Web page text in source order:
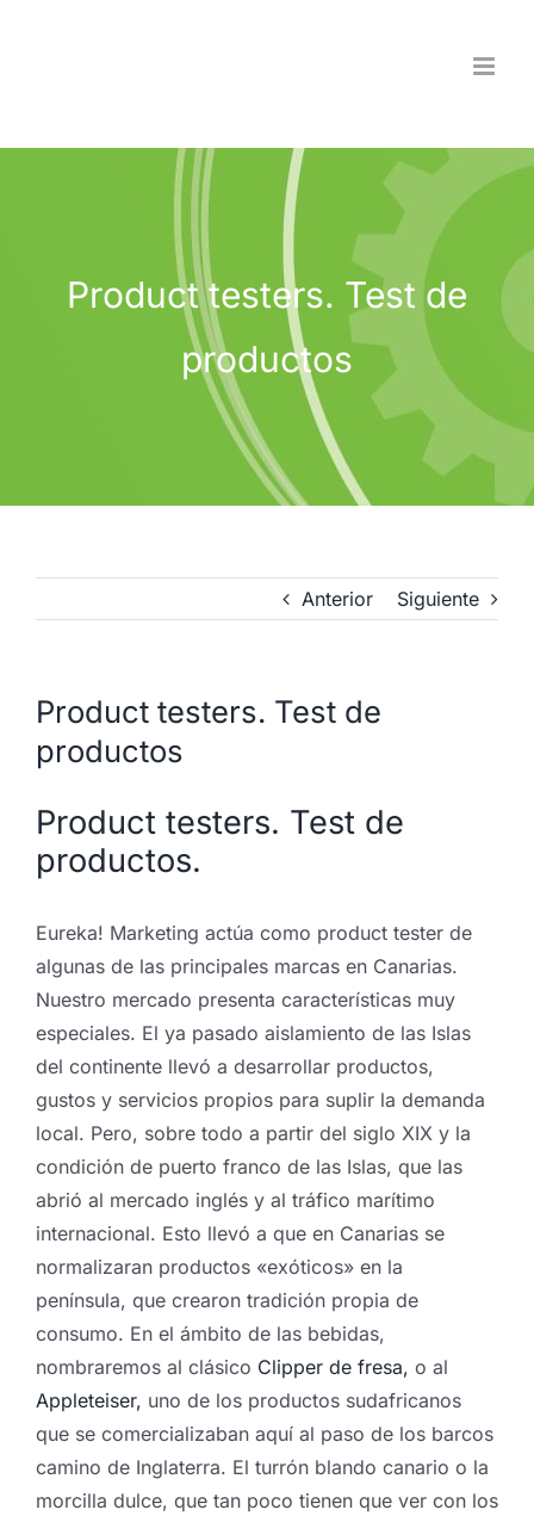
Product testers. Test de
productos
Anterior Siguiente
Product testers. Test de
productos
Product testers. Test de
productos.
Eureka! Marketing actúa como product tester de
algunas de las principales marcas en Canarias.
Nuestro mercado presenta características muy
especiales. El ya pasado aislamiento de las Islas
del continente llevó a desarrollar productos,
gustos y servicios propios para suplir la demanda
local. Pero, sobre todo a partir del siglo XIX y la
condición de puerto franco de las Islas, que las
abrió al mercado inglés y al tráfico marítimo
internacional. Esto llevó a que en Canarias se
normalizaran productos «exóticos» en la
península, que crearon tradición propia de
consumo. En el ámbito de las bebidas,
nombraremos al clásico Clipper de fresa, o al
Appleteiser, uno de los productos sudafricanos
que se comercializaban aquí al paso de los barcos
camino de Inglaterra. El turrón blando canario o la
morcilla dulce, que tan poco tienen que ver con los